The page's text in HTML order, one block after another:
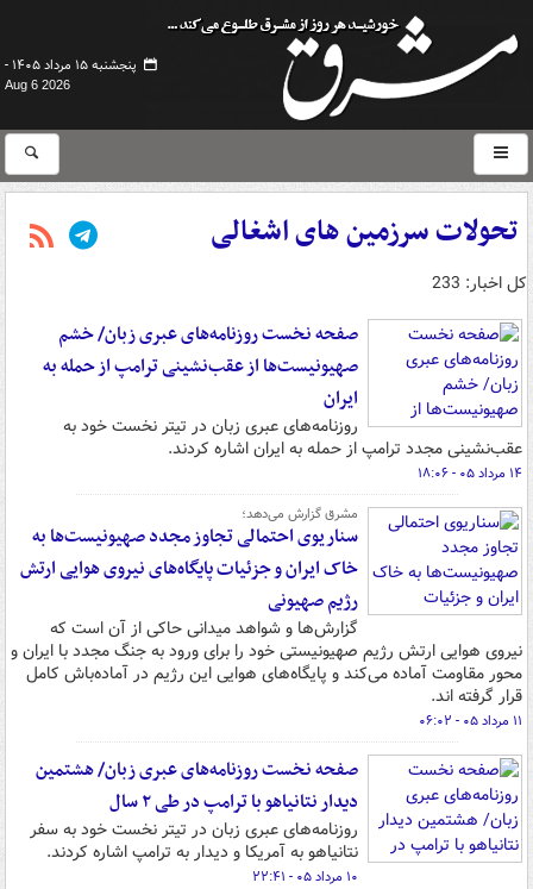
پنجشنبه ۱۵ مرداد ۱۴۰۵ -
Aug 6 2026
تحولات سرزمین های اشغالی
کل اخبار: 233
صفحه نخست روزنامه‌های عبری زبان/ خشم
صهیونیست‌ها از عقب‌نشینی ترامپ از حمله به
ایران
روزنامه‌های عبری زبان در تیتر نخست خود به
عقب‌نشینی مجدد ترامپ از حمله به ایران اشاره کردند.
۱۴ مرداد ۰۵ - ۱۸:۰۶
مشرق گزارش می‌دهد؛
سناریوی احتمالی تجاوز مجدد صهیونیست‌ها به
خاک ایران و جزئیات پایگاه‌های نیروی هوایی ارتش
رژیم صهیونی
گزارش‌ها و شواهد میدانی حاکی از آن است که
نیروی هوایی ارتش رژیم صهیونیستی خود را برای ورود به جنگ مجدد با ایران و
محور مقاومت آماده می‌کند و پایگاه‌های هوایی این رژیم در آماده‌باش کامل
قرار گرفته اند.
۱۱ مرداد ۰۵ - ۰۶:۰۲
صفحه نخست روزنامه‌های عبری زبان/ هشتمین
دیدار نتانیاهو با ترامپ در طی ۲ سال
روزنامه‌های عبری زبان در تیتر نخست خود به سفر
نتانیاهو به آمریکا و دیدار به ترامپ اشاره کردند.
۱۰ مرداد ۰۵ - ۲۲:۴۱